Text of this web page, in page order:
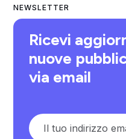
NEWSLETTER
Ricevi
nuove
via email